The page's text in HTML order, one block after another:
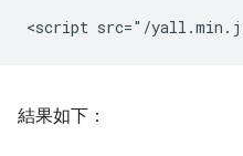
結果如下：